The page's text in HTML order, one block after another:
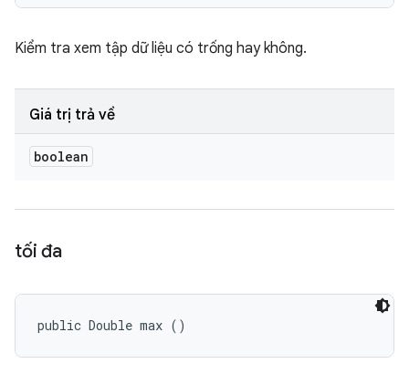
Kiểm tra xem tập dữ liệu có trống hay không.
Giá trị trả về
boolean
tối đa
public Double max ()